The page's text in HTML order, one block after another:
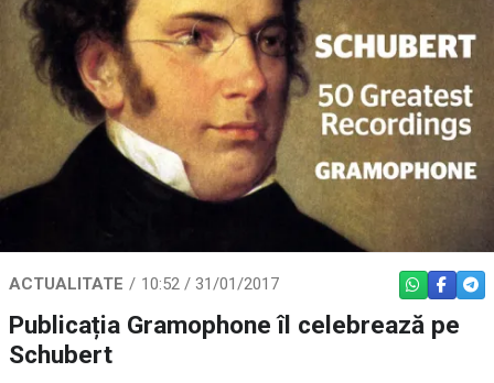
ACTUALITATE 10:52 / 31/01/2017 WHATSAPP
Publicația Gramophone îl celebrează pe
Schubert